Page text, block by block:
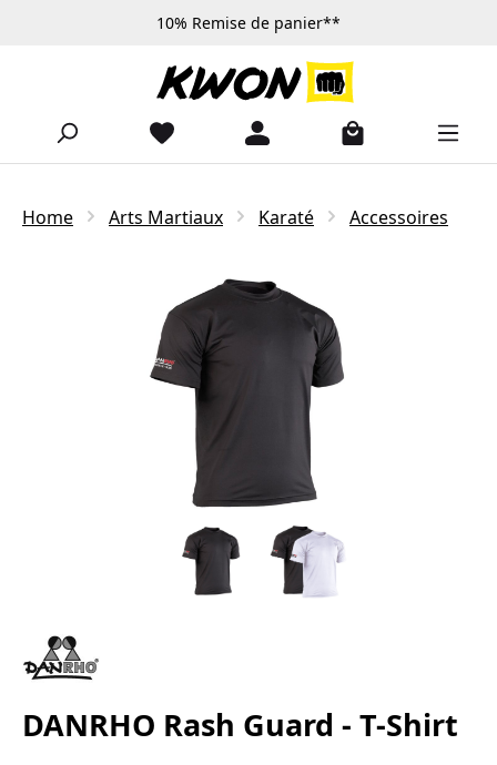
Passer au contenu principal10% Remise de panier**
Home Arts Martiaux Karaté Accessoires
Ignorer la galerie d'images
DANRHO Rash Guard - T-Shirt